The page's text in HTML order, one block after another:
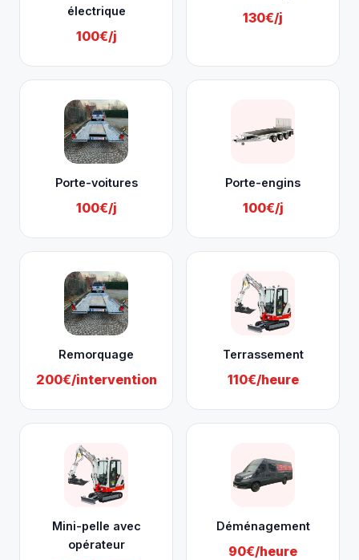
électrique
100€/j
130€/j
Porte-voitures
100€/j
Porte-engins
100€/j
Remorquage
200€/intervention
Terrassement
110€/heure
Mini-pelle avec
opérateur
Déménagement
90€/heure